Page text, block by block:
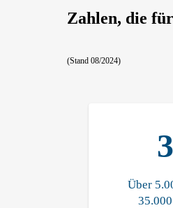
Zahlen, die
(Stand 08/2024)
Über